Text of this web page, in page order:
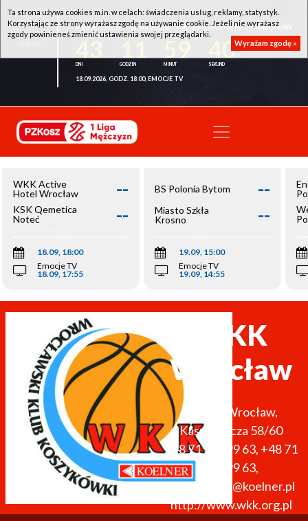
WKK ACTIVE HOTEL WROCŁAW - KSK QEMETICA NOTEĆ INOWROCŁAW
39
18.09.2026, GODZ. 18:00, EMOCJE TV
WKK Active
Hotel Wrocław
--
KSK Qemetica
Noteć
Inowrocław
--
18.09, 18:00
Emocje TV
18.09, 17:55
BS Polonia Bytom --
Miasto Szkła
Krosno
--
19.09, 15:00
Emocje TV
19.09, 14:55
WKK
Wrocław
Wrocław,
Kasprowicza 58/60
+48 71 327 99 63, +48 71
327 99 63,
wkk.obiekty@koelner.pl
http://www.wkk.org.pl
Ta strona używa cookies m.in. w celach: świadczenia usług, reklamy, statystyk.
Korzystając ze strony wyrażasz zgodę na używanie cookie. Jeżeli nie wyrażasz
zgody powinieneś zmienić ustawienia swojej przeglądarki.
Wyrażam zgodę »